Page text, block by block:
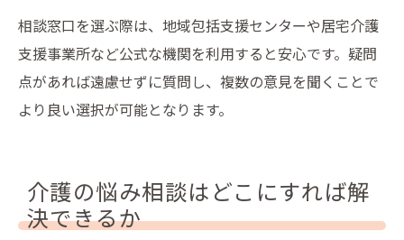
相談窓口を選ぶ際は、地域包括支援センターや居宅介護
支援事業所など公式な機関を利用すると安心です。疑問
点があれば遠慮せずに質問し、複数の意見を聞くことで
より良い選択が可能となります。
介護の悩み相談はどこにすれば解
決できるか